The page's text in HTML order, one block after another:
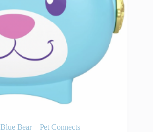
Blue Bear – Pet Connects